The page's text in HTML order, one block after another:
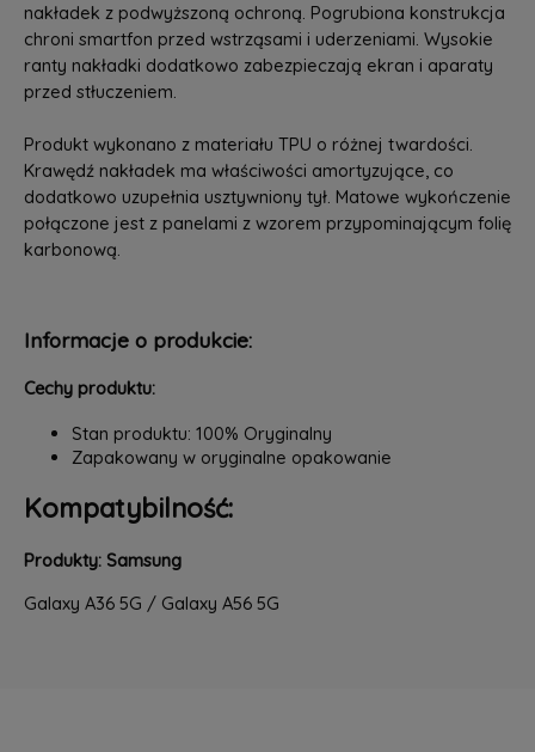
nakładek z podwyższoną ochroną. Pogrubiona konstrukcja
chroni smartfon przed wstrząsami i uderzeniami. Wysokie
ranty nakładki dodatkowo zabezpieczają ekran i aparaty
przed stłuczeniem.
Produkt wykonano z materiału TPU o różnej twardości.
Krawędź nakładek ma właściwości amortyzujące, co
dodatkowo uzupełnia usztywniony tył. Matowe wykończenie
połączone jest z panelami z wzorem przypominającym folię
karbonową.
Informacje o produkcie:
Cechy produktu:
Stan produktu: 100% Oryginalny
Zapakowany w oryginalne opakowanie
Kompatybilność:
Produkty: Samsung
Galaxy A36 5G / Galaxy A56 5G